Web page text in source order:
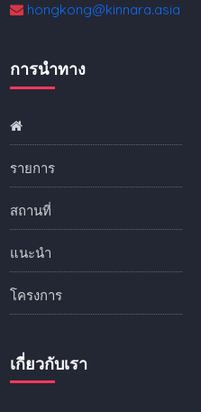
hongkong@kinnara.asia
การนำทาง
รายการ
สถานที่
แนะนำ
โครงการ
เกี่ยวกับเรา